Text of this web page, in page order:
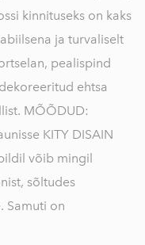
kinnituseks on kaks
ja turvaliselt
pealispind
ehtsa
MÕÕDUD:
KITY DISAIN
võib mingil
sõltudes
Samuti on